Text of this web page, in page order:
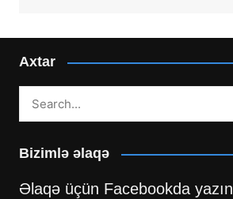
Axtar
Bizimlə əlaqə
Əlaqə üçün Facebookda yazın